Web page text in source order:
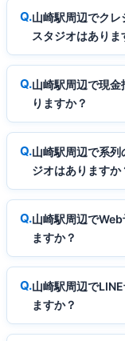
山崎駅周辺でク
スタジオはありま
山崎駅周辺で現
りますか？
山崎駅周辺で系
ジオはありますか
山崎駅周辺で
ますか？
山崎駅周辺で
ますか？